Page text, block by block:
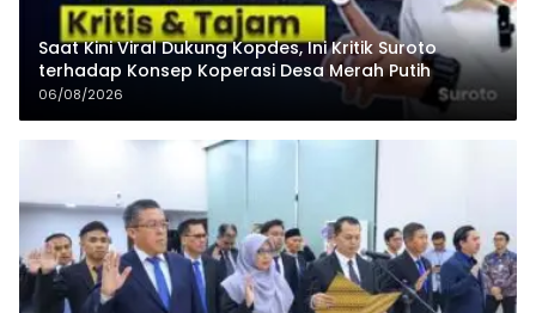
Saat Kini Viral Dukung Kopdes, Ini Kritik Suroto
terhadap Konsep Koperasi Desa Merah Putih
06/08/2026